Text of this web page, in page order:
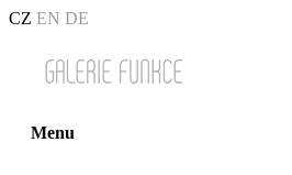
CZ EN DE
Menu